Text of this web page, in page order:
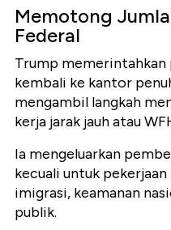
Memotong
Federal
Trump
kembali ke kantor
mengambil langkah
kerja jarak jauh atau
Ia mengeluarkan
kecuali untuk
imigrasi, keamanan
publik.